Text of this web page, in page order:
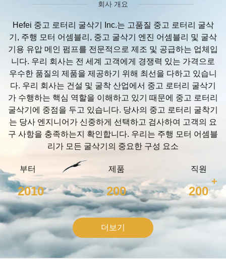
회사 개요
Hefei 중고 로터리 굴삭기 Inc.는 고품질 중고 로터리 굴삭
기, 주행 모터 어셈블리, 중고 굴삭기 엔진 어셈블리 및 굴삭
기용 유압 메인 펌프를 전문적으로 제조 및 공급하는 업체입
니다. 우리 회사는 전 세계 고객에게 경쟁력 있는 가격으로
우수한 품질의 제품을 제공하기 위해 최선을 다하고 있습니
다. 우리 회사는 건설 및 굴착 산업에서 중고 로터리 굴삭기
가 수행하는 핵심 역할을 이해하고 있기 때문에 중고 로터리
굴삭기에 중점을 두고 있습니다. 당사의 중고 로터리 굴착기
는 당사 엔지니어가 신중하게 선택하고 검사하여 고객의 요
구 사항을 충족하는지 확인합니다. 우리는 주행 모터 어셈블
리가 모든 굴삭기의 중요한 구성 요소
부터
2010
제품
200
직원
200
+
더보기